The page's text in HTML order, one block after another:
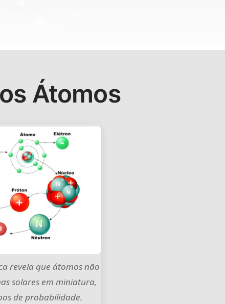
Átomos
revela que átomos não
solares em miniatura,
de probabilidade.